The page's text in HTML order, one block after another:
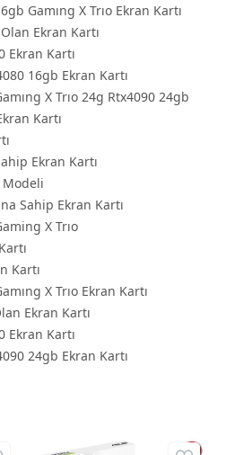
Gamıng X Trıo Ekran Kartı
Ekran Kartı
Ekran Kartı
16gb Ekran Kartı
X Trıo 24g Rtx4090 24gb
Kartı
Ekran Kartı
Modeli
Sahip Ekran Kartı
X Trıo
Kartı
X Trıo Ekran Kartı
Ekran Kartı
Ekran Kartı
24gb Ekran Kartı